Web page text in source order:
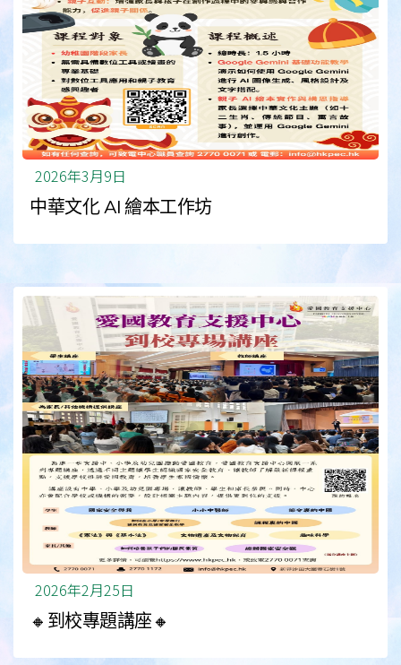
2026年3月9日
中華文化 AI 繪本工作坊
2026年2月25日
🔸到校專題講座🔸️